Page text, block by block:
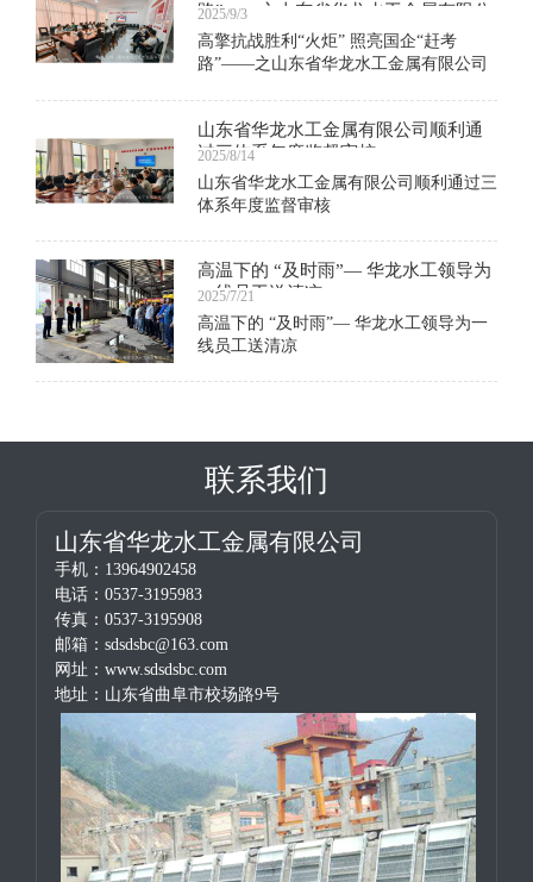
路”——之山东省华龙水工金属有限公
司组织观看阅兵仪式
2025/9/3
高擎抗战胜利“火炬” 照亮国企“赶考
路”——之山东省华龙水工金属有限公司
山东省华龙水工金属有限公司顺利通
过三体系年度监督审核
2025/8/14
山东省华龙水工金属有限公司顺利通过三
体系年度监督审核
高温下的 “及时雨”— 华龙水工领导为
一线员工送清凉
2025/7/21
高温下的 “及时雨”— 华龙水工领导为一
线员工送清凉
联系我们
山东省华龙水工金属有限公司
手机：13964902458
电话：0537-3195983
传真：0537-3195908
邮箱：sdsdsbc@163.com
网址：www.sdsdsbc.com
地址：山东省曲阜市校场路9号